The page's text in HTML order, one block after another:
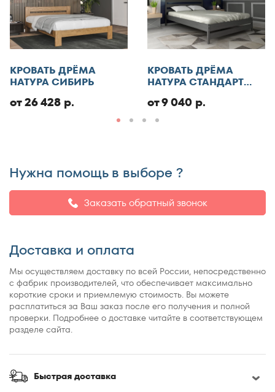
140x200
140x210
145x200
150x185
150x190
150x220
160x180
160x186
160x195
160x200
160x210
160x220
170x200
КРОВАТЬ ДРЁМА
НАТУРА СИБИРЬ
от 26 428 р.
КРОВАТЬ ДРЁМА
НАТУРА СТАНДАРТ
от 9 040 р.
Нужна помощь в выборе ?
Заказать обратный звонок
Доставка и оплата
Мы осуществляем доставку по всей России, непосредственно
с фабрик производителей, что обеспечивает максимально
короткие сроки и приемлемую стоимость. Вы можете
расплатиться за Ваш заказ после его получения и полной
проверки. Подробнее о доставке читайте в соответствующем
разделе сайта.
Быстрая доставка